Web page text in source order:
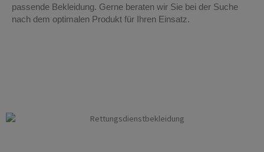
passende Bekleidung. Gerne beraten wir Sie bei der Suche
nach dem optimalen Produkt für Ihren Einsatz.